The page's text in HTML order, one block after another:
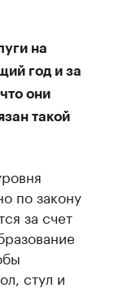
на
год и за
они
такой
по закону
за счет
стул и